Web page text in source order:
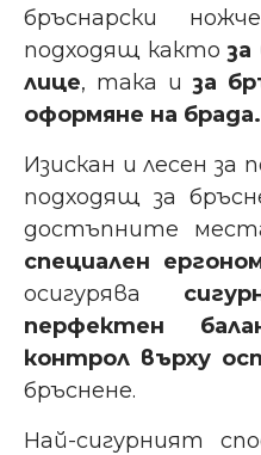
бръснарски
подходящ както
лице, така и за
оформяне на брада.
Изискан и лесен за
подходящ за
достъпните
специален
осигурява
перфектен
контрол върху
бръснене.
Най-сигурният